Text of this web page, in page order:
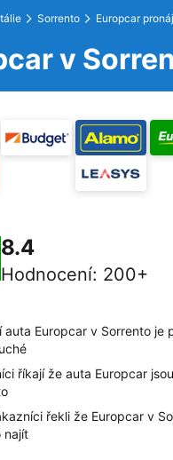
Sorrento Europcar
v
8.4
Hodnocení: 200+
auta Europcar v Sorrento je
říkají že auta Europcar
řekli že Europcar v
najít